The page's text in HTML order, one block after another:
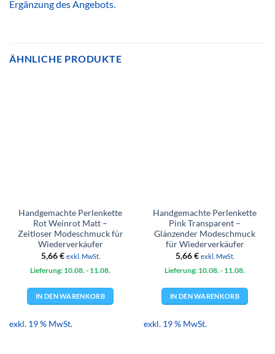
Ergänzung des Angebots.
ÄHNLICHE PRODUKTE
Handgemachte Perlenkette
Rot Weinrot Matt –
Zeitloser Modeschmuck für
Wiederverkäufer
5,66€ exkl. MwSt.
Lieferung: 10.08. - 11.08.
IN DEN WARENKORB
exkl. 19 % MwSt.
Handgemachte Perlenkette
Pink Transparent –
Glänzender Modeschmuck
für Wiederverkäufer
5,66€ exkl. MwSt.
Lieferung: 10.08. - 11.08.
IN DEN WARENKORB
exkl. 19 % MwSt.